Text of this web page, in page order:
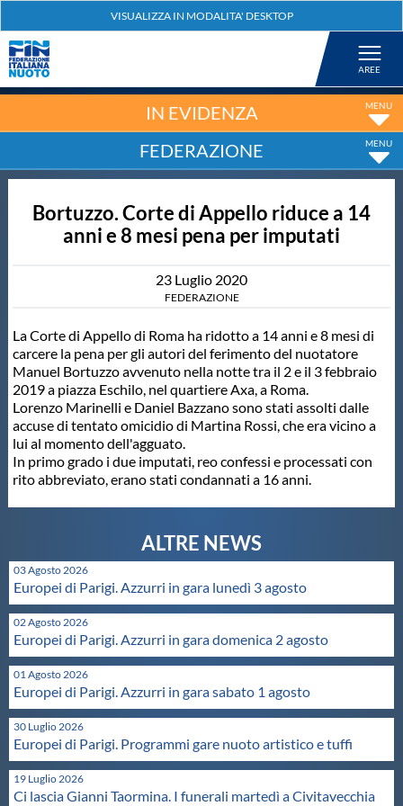
Nuoto
Tuffi
Salvamento
Master
Formazione
Scuole Nuoto
Propaganda
Centri Federali
Area Legislativa
IN EVIDENZA
FEDERAZIONE
Bortuzzo. Corte di Appello riduce a 14
anni e 8 mesi pena per imputati
23 Luglio 2020
FEDERAZIONE
La Corte di Appello di Roma ha ridotto a 14 anni e 8 mesi di
carcere la pena per gli autori del ferimento del nuotatore
Manuel Bortuzzo avvenuto nella notte tra il 2 e il 3 febbraio
2019 a piazza Eschilo, nel quartiere Axa, a Roma.
Lorenzo Marinelli e Daniel Bazzano sono stati assolti dalle
accuse di tentato omicidio di Martina Rossi, che era vicino a
lui al momento dell'agguato.
In primo grado i due imputati, reo confessi e processati con
rito abbreviato, erano stati condannati a 16 anni.
03 Agosto 2026
Europei di Parigi. Azzurri in gara lunedì 3 agosto
02 Agosto 2026
Europei di Parigi. Azzurri in gara domenica 2 agosto
01 Agosto 2026
Europei di Parigi. Azzurri in gara sabato 1 agosto
30 Luglio 2026
Europei di Parigi. Programmi gare nuoto artistico e tuffi
19 Luglio 2026
Ci lascia Gianni Taormina. I funerali martedì a Civitavecchia